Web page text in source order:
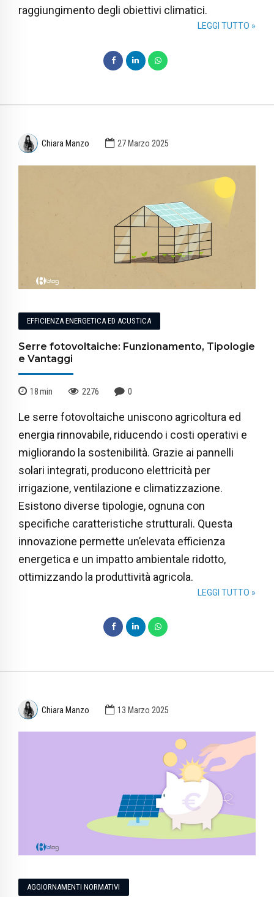
raggiungimento degli obiettivi climatici.
LEGGI TUTTO »
Chiara Manzo 27 Marzo 2025
EFFICIENZA ENERGETICA ED ACUSTICA
Serre fotovoltaiche: Funzionamento, Tipologie
e Vantaggi
18min 2276 0
Le serre fotovoltaiche uniscono agricoltura ed
energia rinnovabile, riducendo i costi operativi e
migliorando la sostenibilità. Grazie ai pannelli
solari integrati, producono elettricità per
irrigazione, ventilazione e climatizzazione.
Esistono diverse tipologie, ognuna con
specifiche caratteristiche strutturali. Questa
innovazione permette un’elevata efficienza
energetica e un impatto ambientale ridotto,
ottimizzando la produttività agricola.
LEGGI TUTTO »
Chiara Manzo 13 Marzo 2025
AGGIORNAMENTI NORMATIVI